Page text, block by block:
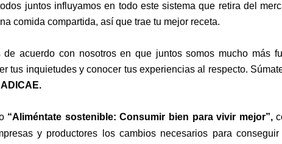
juntos influyamos en todo este sistema que retira del
comida compartida, así que trae tu mejor receta.
acuerdo con nosotros en que juntos somos mucho más
tus inquietudes y conocer tus experiencias al respecto.
ADICAE.
“Aliméntate sostenible: Consumir bien para vivir mejor”,
y productores los cambios necesarios para